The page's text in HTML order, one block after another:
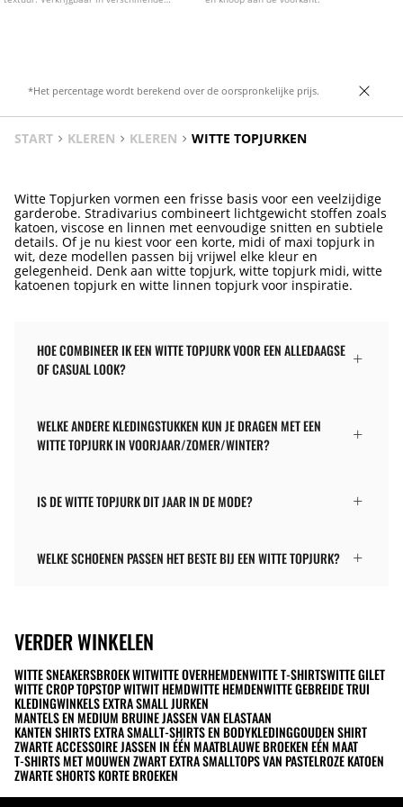
*Het percentage wordt berekend over de oorspronkelijke prijs.
START KLEREN KLEREN WITTE TOPJURKEN
Witte Topjurken vormen een frisse basis voor een veelzijdige
garderobe. Stradivarius combineert lichtgewicht stoffen zoals
katoen, viscose en linnen met eenvoudige snitten en subtiele
details. Of je nu kiest voor een korte, midi of maxi topjurk in
wit, deze modellen passen bij vrijwel elke kleur en
gelegenheid. Denk aan witte topjurk, witte topjurk midi, witte
katoenen topjurk en witte linnen topjurk voor inspiratie.
HOE COMBINEER IK EEN WITTE TOPJURK VOOR EEN ALLEDAAGSE
OF CASUAL LOOK?
WELKE ANDERE KLEDINGSTUKKEN KUN JE DRAGEN MET EEN
WITTE TOPJURK IN VOORJAAR/ZOMER/WINTER?
IS DE WITTE TOPJURK DIT JAAR IN DE MODE?
WELKE SCHOENEN PASSEN HET BESTE BIJ EEN WITTE TOPJURK?
VERDER WINKELEN
WITTE SNEAKERSBROEK WITWITTE OVERHEMDENWITTE T-SHIRTSWITTE GILET
WITTE CROP TOPSTOP WITWIT HEMDWITTE HEMDENWITTE GEBREIDE TRUI
KLEDINGWINKELS EXTRA SMALL JURKEN
MANTELS EN MEDIUM BRUINE JASSEN VAN ELASTAAN
KANTEN SHIRTS EXTRA SMALLT-SHIRTS EN BODYKLEDINGGOUDEN SHIRT
ZWARTE ACCESSOIRE JASSEN IN ÉÉN MAATBLAUWE BROEKEN EÉN MAAT
T-SHIRTS MET MOUWEN ZWART EXTRA SMALLTOPS VAN PASTELROZE KATOEN
ZWARTE SHORTS KORTE BROEKEN